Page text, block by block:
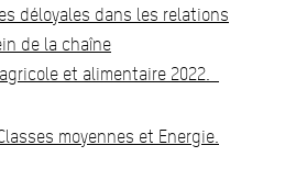
déloyales dans les relations
de la chaîne
et alimentaire 2022.
moyennes et Energie.